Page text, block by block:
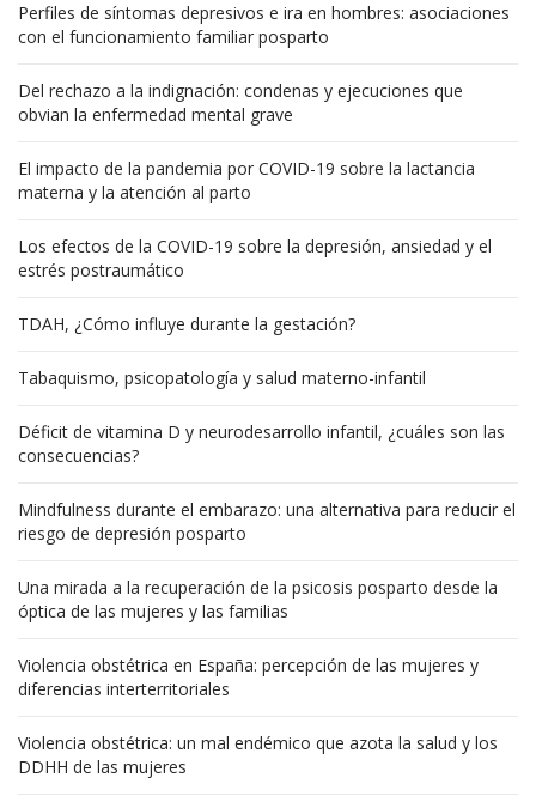
Perfiles de síntomas depresivos e ira en hombres: asociaciones
con el funcionamiento familiar posparto
Del rechazo a la indignación: condenas y ejecuciones que
obvian la enfermedad mental grave
El impacto de la pandemia por COVID-19 sobre la lactancia
materna y la atención al parto
Los efectos de la COVID-19 sobre la depresión, ansiedad y el
estrés postraumático
TDAH, ¿Cómo influye durante la gestación?
Tabaquismo, psicopatología y salud materno-infantil
Déficit de vitamina D y neurodesarrollo infantil, ¿cuáles son las
consecuencias?
Mindfulness durante el embarazo: una alternativa para reducir el
riesgo de depresión posparto
Una mirada a la recuperación de la psicosis posparto desde la
óptica de las mujeres y las familias
Violencia obstétrica en España: percepción de las mujeres y
diferencias interterritoriales
Violencia obstétrica: un mal endémico que azota la salud y los
DDHH de las mujeres